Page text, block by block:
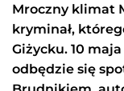
Mroczny klimat
kryminał,
Giżycku. 10
odbędzie się